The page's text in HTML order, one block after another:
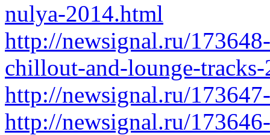
nulya-2014.html
http://newsignal.ru/
chillout-and-lounge-
http://newsignal.ru/
http://newsignal.ru/